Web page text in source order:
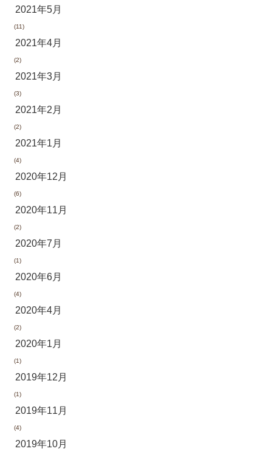
2021年5月
(11)
2021年4月
(2)
2021年3月
(3)
2021年2月
(2)
2021年1月
(4)
2020年12月
(6)
2020年11月
(2)
2020年7月
(1)
2020年6月
(4)
2020年4月
(2)
2020年1月
(1)
2019年12月
(1)
2019年11月
(4)
2019年10月